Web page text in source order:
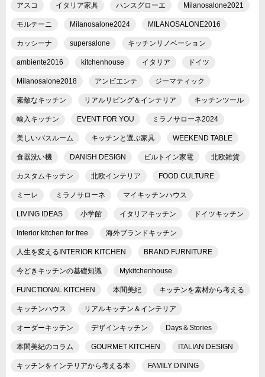
アスコ イタリア家具 ハンスグローエ Milanosalone2021
モルテーニ Milanosalone2024 MILANOSALONE2016
カッシーナ supersalone キッチンリノベーション
ambiente2016 kitchenhouse イタリア ドイツ
Milanosalone2018 アンビエンテ ジーマティック
素敵なキッチン リアルリビング＆インテリア キッチンツール
輸入キッチン EVENT FOR YOU ミラノサローネ2024
美しいバスルーム キッチンと選ぶ家具 WEEKEND TABLE
食器洗い機 DANISH DESIGN ビルトイン家電 北欧雑貨
カスタムキッチン 北欧インテリア FOOD CULTURE
ミーレ ミラノサローネ マイキッチンハウス
LIVING IDEAS 小学館 イタリアキッチン ドイツキッチン
Interior kitchen for free 海外ブランドキッチン
人生を変えるINTERIOR KITCHEN BRAND FURNITURE
今どきキッチンの基礎知識 Mykitchenhouse
FUNCTIONAL KITCHEN 本間美紀 キッチンを素材から考える
キッチンハウス リアルキッチン＆インテリア
オーダーキッチン デザインキッチン Days＆Stories
本間美紀のコラム GOURMET KITCHEN ITALIAN DESIGN
キッチンをインテリアから考える本 FAMILY DINING